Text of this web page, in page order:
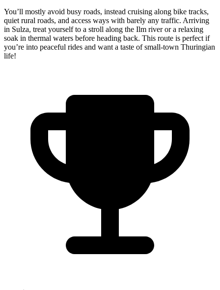
You’ll mostly avoid busy roads, instead cruising along bike tracks,
quiet rural roads, and access ways with barely any traffic. Arriving
in Sulza, treat yourself to a stroll along the Ilm river or a relaxing
soak in thermal waters before heading back. This route is perfect if
you’re into peaceful rides and want a taste of small-town Thuringian
life!